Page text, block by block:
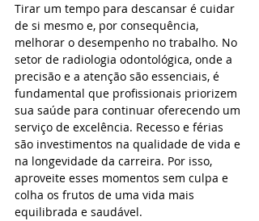
Tirar um tempo para descansar é cuidar
de si mesmo e, por consequência,
melhorar o desempenho no trabalho. No
setor de radiologia odontológica, onde a
precisão e a atenção são essenciais, é
fundamental que profissionais priorizem
sua saúde para continuar oferecendo um
serviço de excelência. Recesso e férias
são investimentos na qualidade de vida e
na longevidade da carreira. Por isso,
aproveite esses momentos sem culpa e
colha os frutos de uma vida mais
equilibrada e saudável.